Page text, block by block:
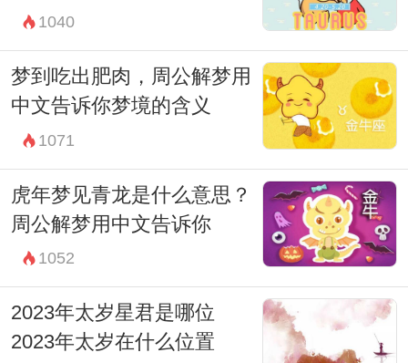
1040
梦到吃出肥肉，周公解梦用
中文告诉你梦境的含义
1071
虎年梦见青龙是什么意思？
周公解梦用中文告诉你
1052
2023年太岁星君是哪位
2023年太岁在什么位置